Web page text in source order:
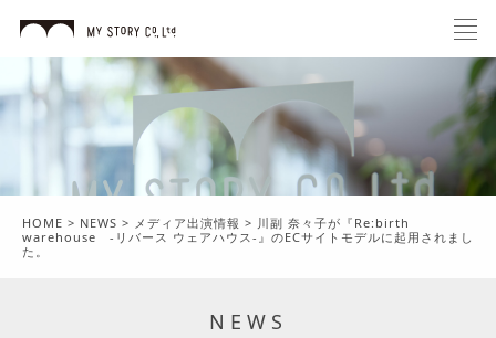
HOME > NEWS > メディア出演情報 > 川副 奈々子が『Re:birth
warehouse -リバース ウェアハウス-』のECサイトモデルに起用されまし
た。
NEWS